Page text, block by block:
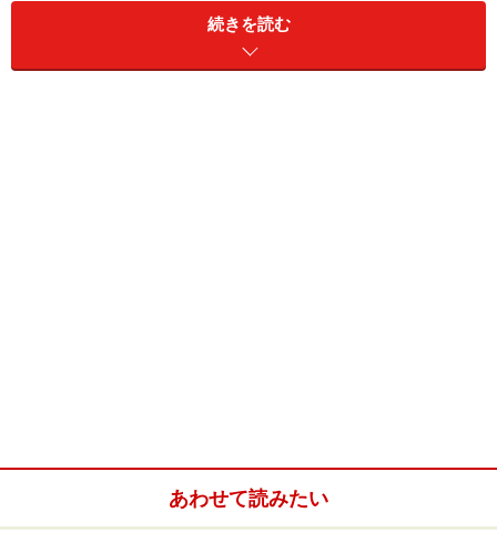
の内容についての詳細がわからない場合もあるのです
が、きちんとした会社は、内容についても丁寧に書かれ
続きを読む
あわせて読みたい